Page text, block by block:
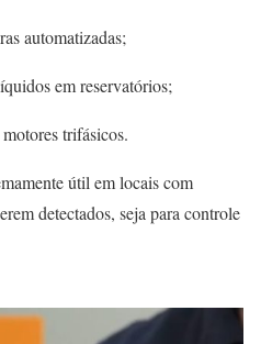
automatizadas;
em reservatórios;
trifásicos.
útil em locais com
detectados, seja para controle